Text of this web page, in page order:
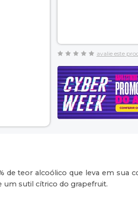
avalie este
de teor alcoólico que leva em sua
um sutil cítrico do grapefruit.